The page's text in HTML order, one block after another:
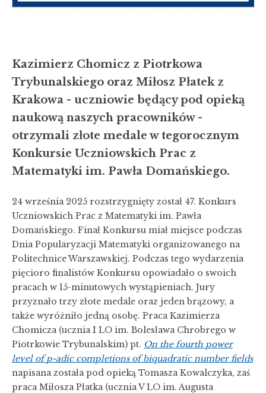
Kazimierz Chomicz z Piotrkowa
Trybunalskiego oraz Miłosz Płatek z
Krakowa - uczniowie będący pod opieką
naukową naszych pracowników -
otrzymali złote medale w tegorocznym
Konkursie Uczniowskich Prac z
Matematyki im. Pawła Domańskiego.
24 września 2025 rozstrzygnięty został 47. Konkurs
Uczniowskich Prac z Matematyki im. Pawła
Domańskiego. Finał Konkursu miał miejsce podczas
Dnia Popularyzacji Matematyki organizowanego na
Politechnice Warszawskiej. Podczas tego wydarzenia
pięcioro finalistów Konkursu opowiadało o swoich
pracach w 15-minutowych wystąpieniach. Jury
przyznało trzy złote medale oraz jeden brązowy, a
także wyróżniło jedną osobę. Praca Kazimierza
Chomicza (ucznia I LO im. Bolesława Chrobrego w
Piotrkowie Trybunalskim) pt. On the fourth power
level of p-adic completions of biquadratic number fields
napisana została pod opieką Tomasza Kowalczyka, zaś
praca Miłosza Płatka (ucznia V LO im. Augusta